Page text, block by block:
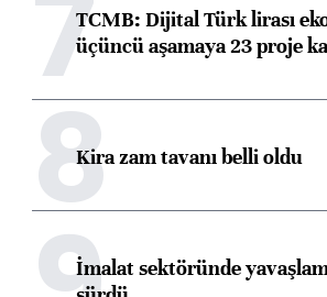
7TCMB: Dijital Türk lirası
üçüncü aşamaya 23 proje
8Kira zam tavanı belli oldu
İmalat sektöründe